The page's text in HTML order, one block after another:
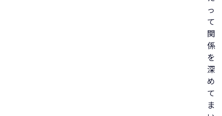
っ
て
関
係
を
深
め
て
ま